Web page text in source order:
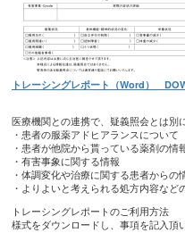
トレーシングレポート（Word）
医療機関との連携で、疑義照会とは別
・患者の服薬アドヒアランスについて
・患者が他院から貰っている薬剤の情
・有害事象に関する情報
・体調変化や治療に関する患者からの
・よりよいと考えられる処方内容など
トレーシングレポートのご利用方法
様式をダウンロードし、事項を記入頂